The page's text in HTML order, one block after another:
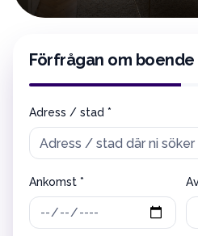
Förfrågan om boende
Adress / stad *
Ankomst *